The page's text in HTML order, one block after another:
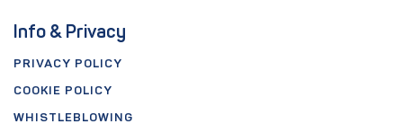
Info & Privacy
PRIVACY POLICY
COOKIE POLICY
WHISTLEBLOWING